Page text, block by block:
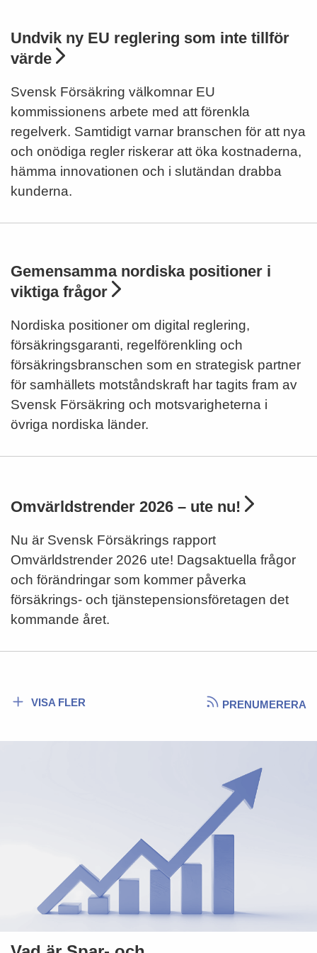
Undvik ny EU reglering som inte tillför
värde
Svensk Försäkring välkomnar EU
kommissionens arbete med att förenkla
regelverk. Samtidigt varnar branschen för att nya
och onödiga regler riskerar att öka kostnaderna,
hämma innovationen och i slutändan drabba
kunderna.
Gemensamma nordiska positioner i
viktiga frågor
Nordiska positioner om digital reglering,
försäkringsgaranti, regelförenkling och
försäkringsbranschen som en strategisk partner
för samhällets motståndskraft har tagits fram av
Svensk Försäkring och motsvarigheterna i
övriga nordiska länder.
Omvärldstrender 2026 – ute nu!
Nu är Svensk Försäkrings rapport
Omvärldstrender 2026 ute! Dagsaktuella frågor
och förändringar som kommer påverka
försäkrings- och tjänstepensionsföretagen det
kommande året.
VISA FLER PRENUMERERA